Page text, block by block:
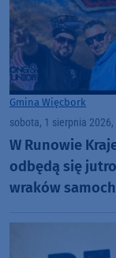
Gmina Więcbork
sobota, 1 sierpnia 2026,
W Runowie
odbędą się
wraków